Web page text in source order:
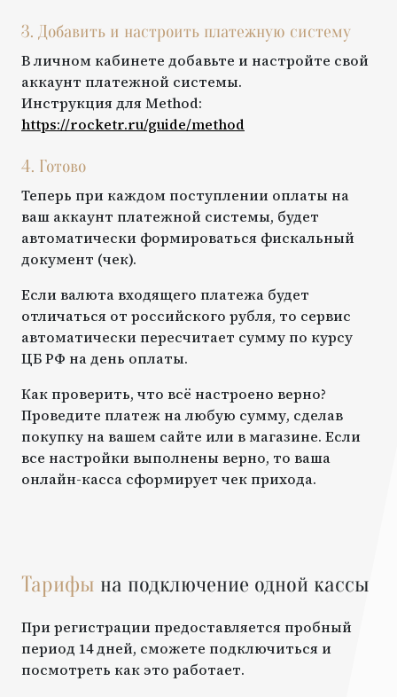
3. Добавить и настроить платежную систему
В личном кабинете добавьте и настройте свой
аккаунт платежной системы.
Инструкция дляMethod:
https://rocketr.ru/guide/method
4. Готово
Теперь при каждом поступлении оплаты на
ваш аккаунт платежной системы, будет
автоматически формироваться фискальный
документ (чек).
Если валюта входящего платежа будет
отличаться от российского рубля, то сервис
автоматически пересчитает сумму по курсу
ЦБ РФ на день оплаты.
Как проверить, что всё настроено верно?
Проведите платеж на любую сумму, сделав
покупку на вашем сайте или в магазине. Если
все настройки выполнены верно, то ваша
онлайн-касса сформирует чек прихода.
Тарифы на подключение одной кассы
При регистрации предоставляется пробный
период 14 дней, сможете подключиться и
посмотреть как это работает.